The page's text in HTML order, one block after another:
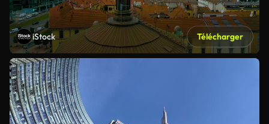
iStock Télécharger